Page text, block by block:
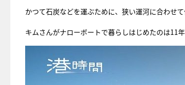
かつて石炭などを運ぶために、狭い運河に合わせ
キムさんがナローボートで暮らしはじめたのは11